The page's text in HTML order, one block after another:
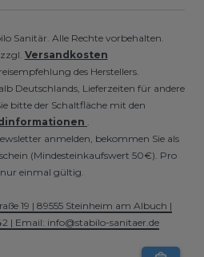
Sanitär. Alle Rechte vorbehalten.
Versandkosten
des Herstellers.
Deutschlands, Lieferzeiten für andere
bitte der Schaltfläche mit den
anmelden, bekommen Sie als
(Mindesteinkaufswert 50€). Pro
einmal gültig.
19 | 89555 Steinheim am Albuch |
| Email: info@stabilo-sanitaer.de